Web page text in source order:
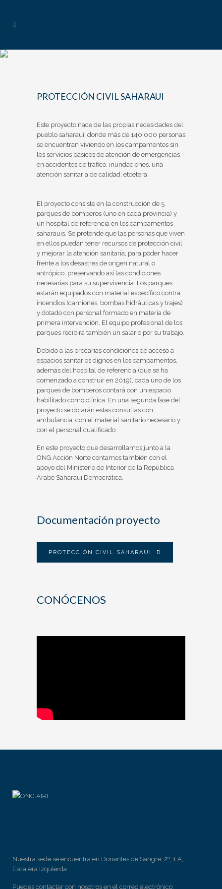
PROTECCIÓN CIVIL SAHARAUI
Este proyecto nace de las propias necesidades del
pueblo saharaui, donde más de 140 000 personas
se encuentran viviendo en los campamentos sin
los servicios básicos de atención de emergencias
en accidentes de tráfico, inundaciones, una
atención sanitaria de calidad, etcétera.
El proyecto consiste en la construcción de 5
parques de bomberos (uno en cada provincia) y
un hospital de referencia en los campamentos
saharauis. Se pretende que las personas que viven
en ellos puedan tener recursos de protección civil
y mejorar la atención sanitaria, para poder hacer
frente a los desastres de origen natural o
antrópico, preservando así las condiciones
necesarias para su supervivencia. Los parques
estarán equipados con material específico contra
incendios (camiones, bombas hidráulicas y trajes)
y dotado con personal formado en materia de
primera intervención. El equipo profesional de los
parques recibirá también un salario por su trabajo.
Debido a las precarias condiciones de acceso a
espacios sanitarios dignos en los campamentos,
además del hospital de referencia (que se ha
comenzado a construir en 2019), cada uno de los
parques de bomberos contará con un espacio
habilitado como clínica. En una segunda fase del
proyecto se dotarán estas consultas con
ambulancia, con el material sanitario necesario y
con el personal cualificado.
En este proyecto que desarrollamos junto a la
ONG Acción Norte contamos también con el
apoyo del Ministerio de Interior de la República
Árabe Saharaui Democrática.
Documentación proyecto
PROTECCIÓN CIVIL SAHARAUI
CONÓCENOS
Nuestra sede se encuentra en Donantes de Sangre, 2º, 1 A,
Escalera Izquierda
Puedes contactar con nosotros en el correo electrónico: